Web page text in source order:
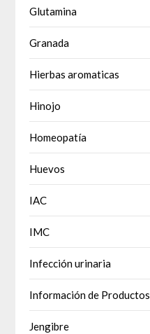
Glutamina
Granada
Hierbas aromaticas
Hinojo
Homeopatía
Huevos
IAC
IMC
Infección urinaria
Información de Productos
Jengibre